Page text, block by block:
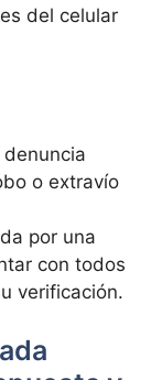
‍del celular
o extravío
por una
con todos
verificación.